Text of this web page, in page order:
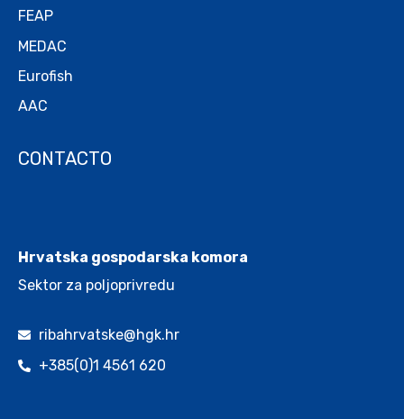
FEAP
MEDAC
Eurofish
AAC
CONTACTO
Hrvatska gospodarska komora
Sektor za poljoprivredu
ribahrvatske@hgk.hr
+385(0)1 4561 620